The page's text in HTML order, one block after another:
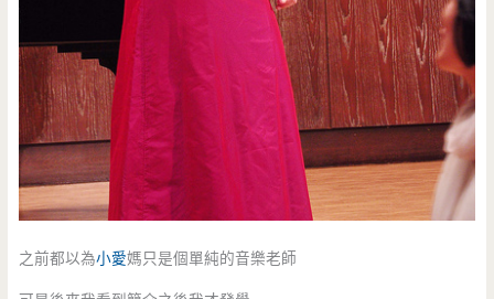
之前都以為小愛媽只是個單純的音樂老師